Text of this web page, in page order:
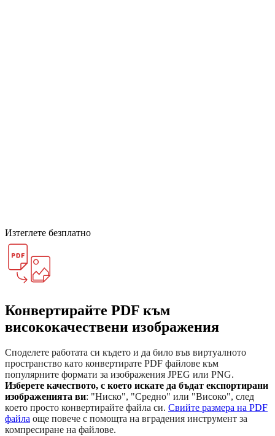
Изтеглете безплатно
Конвертирайте PDF към
висококачествени изображения
Споделете работата си където и да било във виртуалното
пространство като конвертирате PDF файлове към
популярните формати за изображения JPEG или PNG.
Изберете качеството, с което искате да бъдат експортирани
изображенията ви: "Ниско", "Средно" или "Високо", след
което просто конвертирайте файла си. Свийте размера на PDF
файла още повече с помощта на вградения инструмент за
компресиране на файлове.